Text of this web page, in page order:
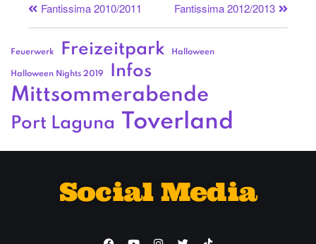
Fantissima 2010/2011
Fantissima 2012/2013
Feuerwerk Freizeitpark Halloween
Halloween Nights 2019 Infos
Mittsommerabende
Port Laguna Toverland
Social Media